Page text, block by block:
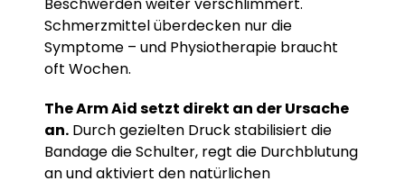
Schmerzmittel überdecken nur die
Symptome – und Physiotherapie braucht
oft Wochen.
The Arm Aid setzt direkt an der Ursache
an. Durch gezielten Druck stabilisiert die
Bandage die Schulter, regt die Durchblutung
an und aktiviert den natürlichen